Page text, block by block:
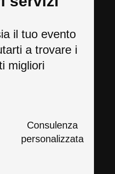
il tuo evento
a trovare i
migliori
Consulenza
personalizzata